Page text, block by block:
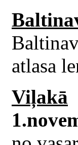
atlasa
Viļakā